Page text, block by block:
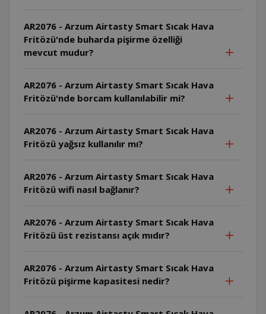
AR2076 - Arzum Airtasty Smart Sıcak Hava
Fritözü'nde buharda pişirme özelliği
mevcut mudur?
AR2076 - Arzum Airtasty Smart Sıcak Hava
Fritözü'nde borcam kullanılabilir mi?
AR2076 - Arzum Airtasty Smart Sıcak Hava
Fritözü yağsız kullanılır mı?
AR2076 - Arzum Airtasty Smart Sıcak Hava
Fritözü wifi nasıl bağlanır?
AR2076 - Arzum Airtasty Smart Sıcak Hava
Fritözü üst rezistansı açık mıdır?
AR2076 - Arzum Airtasty Smart Sıcak Hava
Fritözü pişirme kapasitesi nedir?